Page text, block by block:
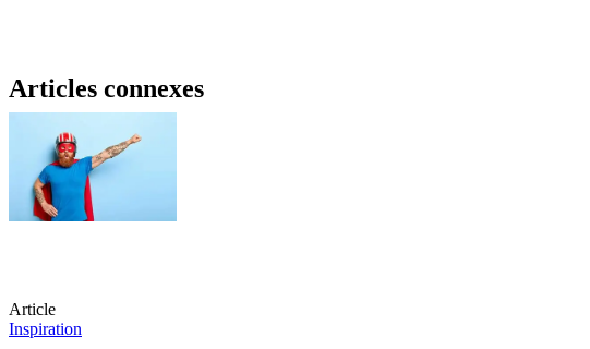
Articles connexes
Article
Inspiration